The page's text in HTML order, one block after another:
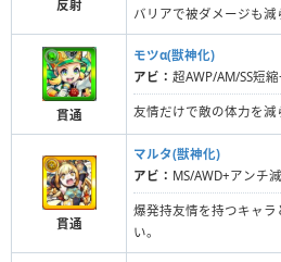
反射
バリアで被ダメージも減
貫通
モツα(獣神化)
アビ： 超AWP/AM/SS短
友情だけで敵の体力を減
貫通
マルタ(獣神化)
アビ： MS/AWD+アンチ
爆発持友情を持つキャ
い。